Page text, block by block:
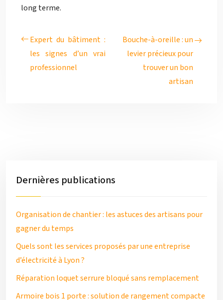
long terme.
Expert du bâtiment :
les signes d’un vrai
professionnel
Bouche-à-oreille : un
levier précieux pour
trouver un bon
artisan
Dernières publications
Organisation de chantier : les astuces des artisans pour
gagner du temps
Quels sont les services proposés par une entreprise
d’électricité à Lyon ?
Réparation loquet serrure bloqué sans remplacement
Armoire bois 1 porte : solution de rangement compacte